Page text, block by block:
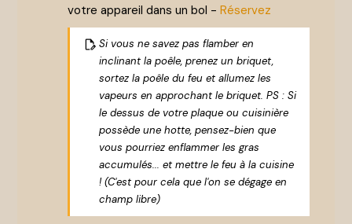
votre appareil dans un bol -Réservez
Si vous ne savez pas flamber en
inclinant la poêle, prenez un briquet,
sortez la poêle du feu et allumez les
vapeurs en approchant le briquet. PS : Si
le dessus de votre plaque ou cuisinière
possède une hotte, pensez-bien que
vous pourriez enflammer les gras
accumulés... et mettre le feu à la cuisine
! (C'est pour cela que l'on se dégage en
champ libre)